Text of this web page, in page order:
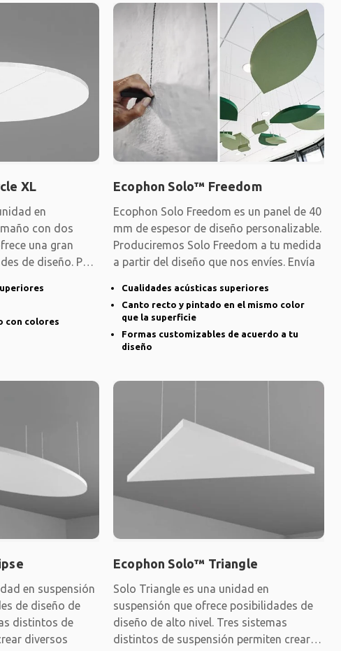
XL
en
con dos
una gran
de diseño. Para
con colores
Ecophon Solo™ Freedom
Ecophon Solo Freedom es un panel de 40
mm de espesor de diseño personalizable.
Produciremos Solo Freedom a tu medida
a partir del diseño que nos envíes. Envía
Cualidades acústicas superiores
Canto recto y pintado en el mismo color
que la superficie
Formas customizables de acuerdo a tu
diseño
en suspensión
de diseño de
distintos de
diversos
Ecophon Solo™ Triangle
Solo Triangle es una unidad en
suspensión que ofrece posibilidades de
diseño de alto nivel. Tres sistemas
distintos de suspensión permiten crear